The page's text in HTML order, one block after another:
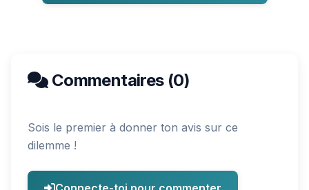
Commentaires (0)
Sois le premier à donner ton avis sur ce
dilemme !